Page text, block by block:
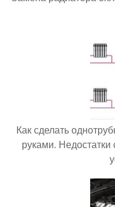
Как сделать
руками.